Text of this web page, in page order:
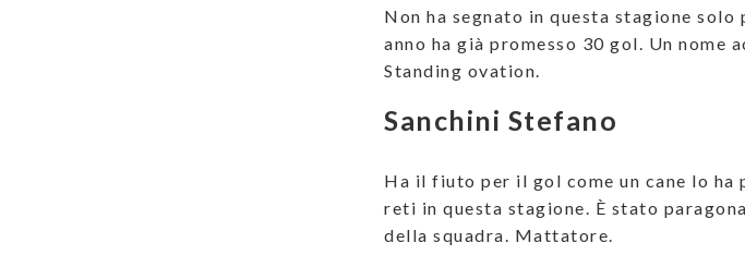
Non ha segnato in questa stagione
anno ha già promesso 30 gol. Un
Standing ovation.
Sanchini Stefano
Ha il fiuto per il gol come un cane lo
reti in questa stagione. È stato
della squadra. Mattatore.